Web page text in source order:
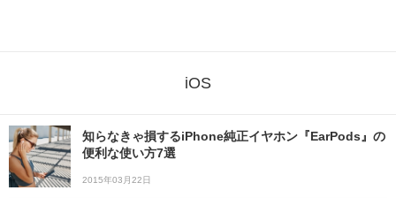
iOS
知らなきゃ損するiPhone純正イヤホン『EarPods』の
便利な使い方7選
2015年03月22日